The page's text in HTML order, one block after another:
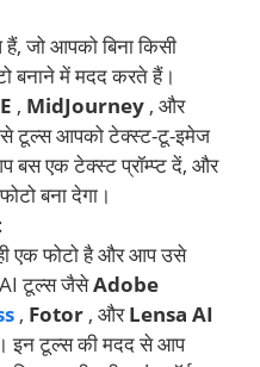
जो आपको बिना किसी
बनाने में मदद करते हैं।
, MidJourney , और
टूल्स आपको टेक्स्ट-टू-इमेज
बस एक टेक्स्ट प्रॉम्प्ट दें, और
बना देगा।
:
एक फोटो है और आप उसे
AI टूल्स जैसेAdobe
, Fotor , औरLensa AI
इन टूल्स की मदद से आप